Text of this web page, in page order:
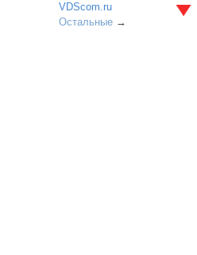
VDScom.ru
Остальные →